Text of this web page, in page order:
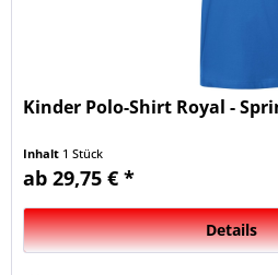
Kinder Polo-Shirt Royal -
Inhalt 1 Stück
ab 29,75 € *
Details